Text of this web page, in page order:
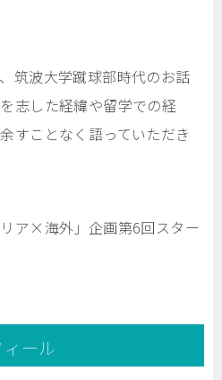
筑波大学蹴球部時代のお話
志した経緯や留学での経
すことなく語っていただき
ア×海外」企画第6回スター
ール